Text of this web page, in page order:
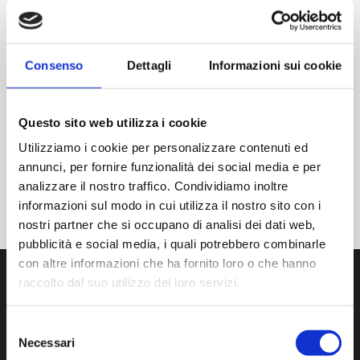
Consenso Dettagli Informazioni sui cookie
Questo sito web utilizza i cookie
Utilizziamo i cookie per personalizzare contenuti ed
annunci, per fornire funzionalità dei social media e per
analizzare il nostro traffico. Condividiamo inoltre
informazioni sul modo in cui utilizza il nostro sito con i
nostri partner che si occupano di analisi dei dati web,
pubblicità e social media, i quali potrebbero combinarle
con altre informazioni che ha fornito loro o che hanno
raccolto dal suo utilizzo dei loro servizi.
delNecessari
An diesem Tag finden keine Veranstaltungen statt.
JUL DIESEN MONAT SATZ
ABONNIEREN SIE DEN KALENDER
Wir entwickeln, produzieren und vertreiben modernste